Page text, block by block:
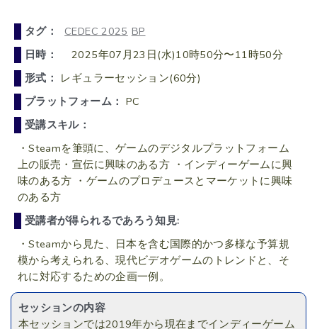
タグ： CEDEC 2025 BP
日時：
2025年07月23日(水)10時50分〜11時50分
形式： レギュラーセッション(60分)
プラットフォーム： PC
受講スキル：
・Steamを筆頭に、ゲームのデジタルプラットフォーム
上の販売・宣伝に興味のある方 ・インディーゲームに興
味のある方 ・ゲームのプロデュースとマーケットに興味
のある方
受講者が得られるであろう知見:
・Steamから見た、日本を含む国際的かつ多様な予算規
模から考えられる、現代ビデオゲームのトレンドと、そ
れに対応するための企画一例。
セッションの内容
本セッションでは2019年から現在までインディーゲーム